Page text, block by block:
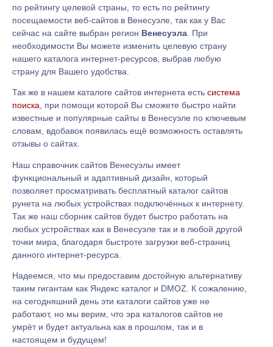
по рейтингу целевой страны, то есть по рейтингу
посещаемости веб-сайтов в Венесуэле, так как у Вас
сейчас на сайте выбран регион Венесуэла . При
необходимости Вы можете изменить целевую страну
нашего каталога интернет-ресурсов, выбрав любую
страну для Вашего удобства.
Так же в нашем каталоге сайтов интернета есть система
поиска, при помощи которой Вы сможете быстро найти
известные и популярные сайты в Венесуэле по ключевым
словам, вдобавок появилась ещё возможность оставлять
отзывы о сайтах.
Наш справочник сайтов Венесуэлы имеет
функциональный и адаптивный дизайн, который
позволяет просматривать бесплатный каталог сайтов
рунета на любых устройствах подключённых к интернету.
Так же наш сборник сайтов будет быстро работать на
любых устройствах как в Венесуэле так и в любой другой
точки мира, благодаря быстроте загрузки веб-страниц
данного интернет-ресурса.
Надеемся, что мы предоставим достойную альтернативу
таким гигантам как Яндекс каталог и DMOZ. К сожалению,
на сегодняшний день эти каталоги сайтов уже не
работают, но мы верим, что эра каталогов сайтов не
умрёт и будет актуальна как в прошлом, так и в
настоящем и будущем!